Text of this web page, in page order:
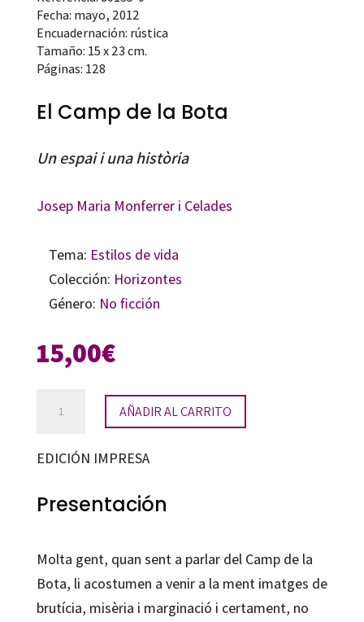
Fecha: mayo, 2012
Encuadernación: rústica
Tamaño: 15 x 23 cm.
Páginas: 128
El Camp de la Bota
Un espai i una història
Josep Maria Monferrer i Celades
Tema: Estilos de vida
Colección: Horizontes
Género: No ficción
15,00€
de
Bota
AÑADIR AL CARRITO
EDICIÓN IMPRESA
Presentación
Molta gent, quan sent a parlar del Camp de la
Bota, li acostumen a venir a la ment imatges de
brutícia, misèria i marginació i certament, no